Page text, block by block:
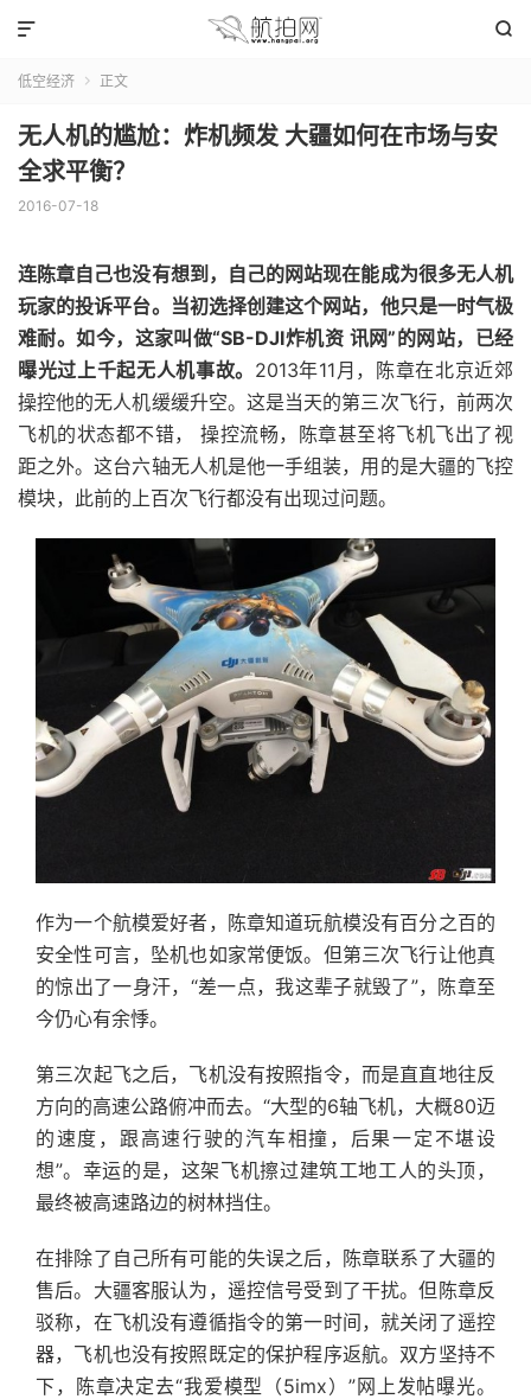


低空经济  正文
无人机的尴尬：炸机频发 大疆如何在市场与安
全求平衡？
2016-07-18
连陈章自己也没有想到，自己的网站现在能成为很多无人机
玩家的投诉平台。当初选择创建这个网站，他只是一时气极
难耐。如今，这家叫做“SB-DJI炸机资 讯网”的网站，已经
曝光过上千起无人机事故。 2013年11月，陈章在北京近郊
操控他的无人机缓缓升空。这是当天的第三次飞行，前两次
飞机的状态都不错， 操控流畅，陈章甚至将飞机飞出了视
距之外。这台六轴无人机是他一手组装，用的是大疆的飞控
模块，此前的上百次飞行都没有出现过问题。
作为一个航模爱好者，陈章知道玩航模没有百分之百的
安全性可言，坠机也如家常便饭。但第三次飞行让他真
的惊出了一身汗，“差一点，我这辈子就毁了”，陈章至
今仍心有余悸。
第三次起飞之后，飞机没有按照指令，而是直直地往反
方向的高速公路俯冲而去。“大型的6轴飞机，大概80迈
的速度，跟高速行驶的汽车相撞，后果一定不堪设
想”。幸运的是，这架飞机擦过建筑工地工人的头顶，
最终被高速路边的树林挡住。
在排除了自己所有可能的失误之后，陈章联系了大疆的
售后。大疆客服认为，遥控信号受到了干扰。但陈章反
驳称，在飞机没有遵循指令的第一时间，就关闭了遥控
器，飞机也没有按照既定的保护程序返航。双方坚持不
下，陈章决定去“我爱模型（5imx）”网上发帖曝光。